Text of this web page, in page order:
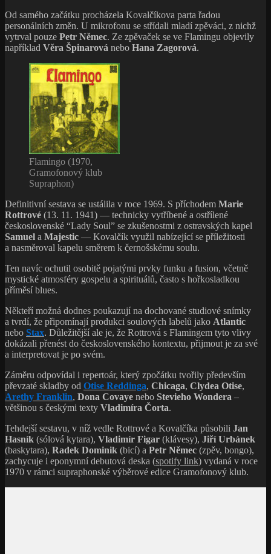
Od samého začátku procházela Kovalčíkova parta řadou
personálních změn. U mikrofonu se střídali mladí zpěváci, z nichž
vytrval pouze Petr Němec. Ze zpěvaček se ve Flamingu objevily
například Věra Špinarová nebo Hana Zagorová.
Flamingo (1970,
Gramofonový klub
Supraphon)
Definitivní sestava se ustálila v roce 1969. S příchodem Marie
Rottrové (13. 11. 1941) — technicky vytříbené a ostřílené
československé “Lady Soul” se zkušenostmi z ostravských kapel
Samuel a Majestic — Kovalčík využil nabízející se příležitosti
a nasměroval kapelu směrem k černošskému soulu.
Ten navíc ochutil osobitě pojatými prvky funku a fusion, včetně
mystické atmosféry gospelu a spirituálů, často s hořkosladkou
příměsí blues.
Někteří možná dodnes poukazují na dochované studiové snímky
a tvrdí, že připomínají produkci soulových labelů jako Atlantic
nebo Stax. Důležitější ale je, že Rottrová s Flamingem tyto vlivy
dokázali přenést do československého kontextu, přijmout je za své
a interpretovat je po svém.
Záměru odpovídal i repertoár, který zpočátku tvořily především
převzaté skladby od Otise Reddinga, Chicaga, Clydea Otise,
Arethy Franklin, Dona Covaye nebo Stevieho Wondera –
většinou s českými texty Vladimíra Čorta.
Tehdejší sestavu, v níž vedle Rottrové a Kovalčíka působili Jan
Hasník (sólová kytara), Vladimír Figar (klávesy), Jiří Urbánek
(baskytara), Radek Dominik (bicí) a Petr Němec (zpěv, bongo),
zachycuje i eponymní debutová deska (spotify link) vydaná v roce
1970 v rámci supraphonské výběrové edice Gramofonový klub.